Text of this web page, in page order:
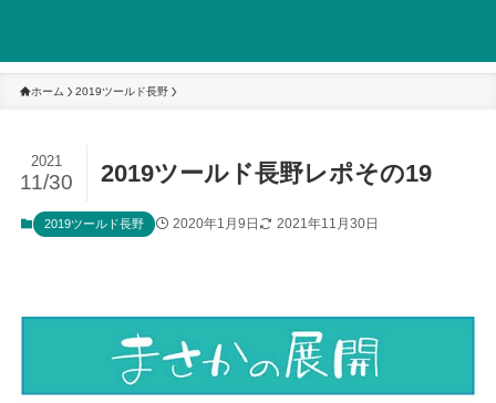
ホーム 2019ツールド長野
2019ツールド長野レポその19
2021
11/30
2019ツールド長野 2020年1月9日 2021年11月30日